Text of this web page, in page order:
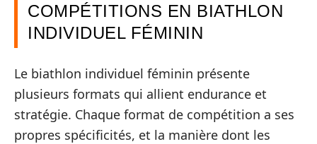
COMPÉTITIONS EN BIATHLON
INDIVIDUEL FÉMININ
Le biathlon individuel féminin présente
plusieurs formats qui allient endurance et
stratégie. Chaque format de compétition a ses
propres spécificités, et la manière dont les